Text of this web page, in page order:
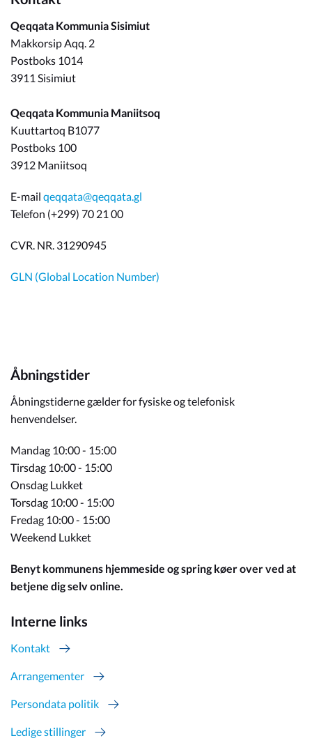
Qeqqata Kommunia Sisimiut
Makkorsip Aqq. 2
Postboks 1014
3911 Sisimiut
Qeqqata Kommunia Maniitsoq
Kuuttartoq B1077
Postboks 100
3912 Maniitsoq
E-mail qeqqata@qeqqata.gl
Telefon (+299) 70 21 00
CVR. NR. 31290945
GLN (Global Location Number)
Åbningstider
Åbningstiderne gælder for fysiske og telefonisk
henvendelser.
Mandag 10:00 - 15:00
Tirsdag 10:00 - 15:00
Onsdag Lukket
Torsdag 10:00 - 15:00
Fredag 10:00 - 15:00
Weekend Lukket
Benyt kommunens hjemmeside og spring køer over ved at
betjene dig selv online.
Interne links
Kontakt
Arrangementer
Persondata politik
Ledige stillinger